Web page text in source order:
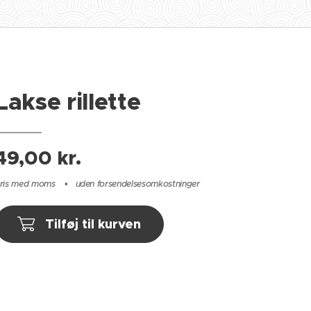
rillette
kr.
med moms uden forsendelsesomkostninger
Tilføj til kurven